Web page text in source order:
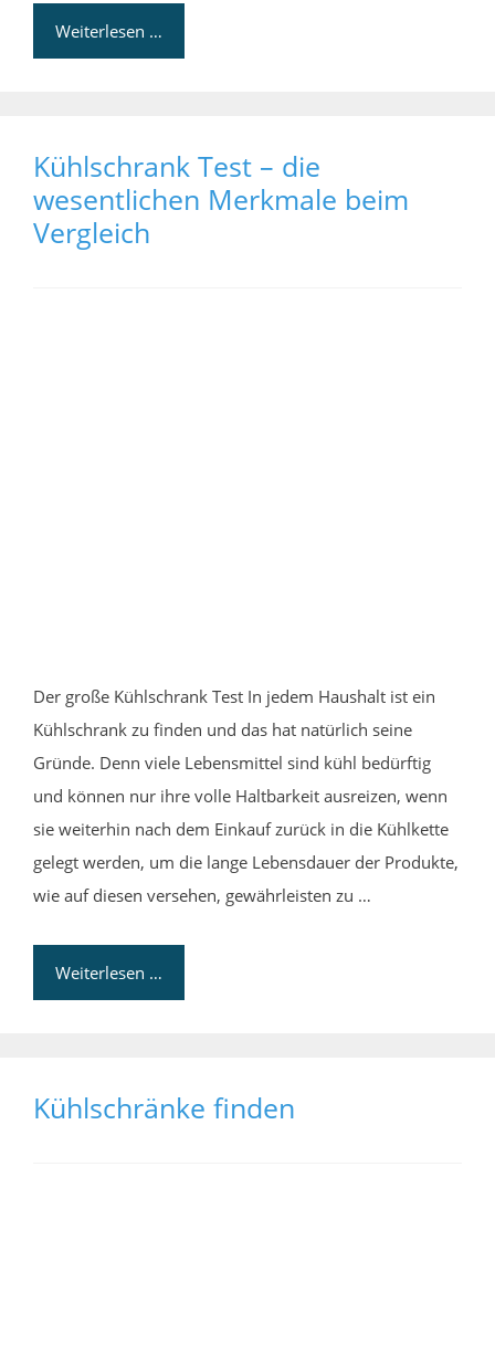
Weiterlesen …
Kühlschrank Test – die
wesentlichen Merkmale beim
Vergleich
Der große Kühlschrank Test In jedem Haushalt ist ein
Kühlschrank zu finden und das hat natürlich seine
Gründe. Denn viele Lebensmittel sind kühl bedürftig
und können nur ihre volle Haltbarkeit ausreizen, wenn
sie weiterhin nach dem Einkauf zurück in die Kühlkette
gelegt werden, um die lange Lebensdauer der Produkte,
wie auf diesen versehen, gewährleisten zu …
Weiterlesen …
Kühlschränke finden